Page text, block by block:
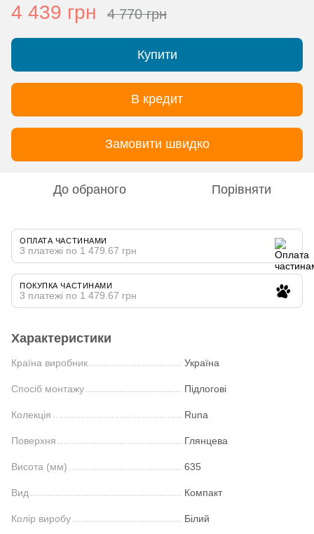
4 439 грн 4 770 грн
Купити
В кредит
Замовити швидко
До обраного Порівняти
ОПЛАТА ЧАСТИНАМИ
3 платежі по 1 479.67 грн
ПОКУПКА ЧАСТИНАМИ
3 платежі по 1 479.67 грн
Характеристики
Країна виробник Україна
Спосіб монтажу Підлогові
Колекція Runa
Поверхня Глянцева
Висота (мм) 635
Вид Компакт
Колір виробу Білий